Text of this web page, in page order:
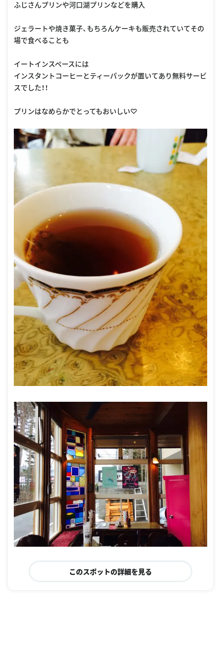
ふじさんプリンや河口湖プリンなどを購入
ジェラートや焼き菓子、もちろんケーキも販売されていてその
場で食べることも
イートインスペースには
インスタントコーヒーとティーパックが置いてあり無料サービ
スでした！！
プリンはなめらかでとってもおいしい♡
このスポットの詳細を見る